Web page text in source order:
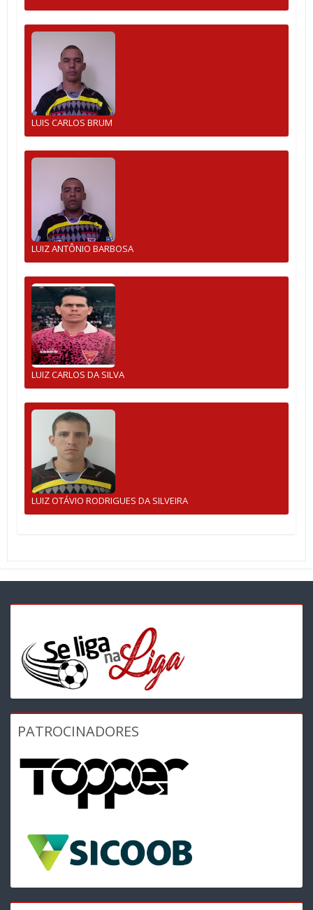
LUIS CARLOS BRUM
LUIZ ANTÔNIO BARBOSA
LUIZ CARLOS DA SILVA
LUIZ OTÁVIO RODRIGUES DA SILVEIRA
PATROCINADORES